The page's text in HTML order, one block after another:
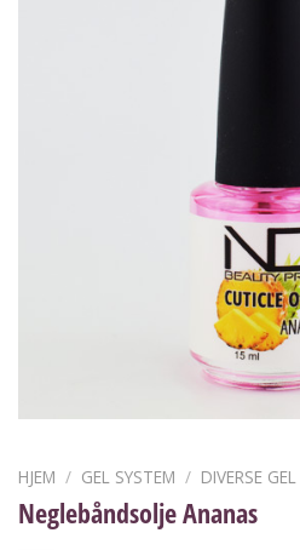
HJEM / GEL SYSTEM / DIVERSE GEL
Neglebåndsolje Ananas